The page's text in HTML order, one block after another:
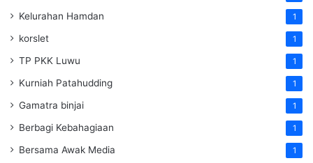
Kelurahan Hamdan 1
korslet 1
TP PKK Luwu 1
Kurniah Patahudding 1
Gamatra binjai 1
Berbagi Kebahagiaan 1
Bersama Awak Media 1